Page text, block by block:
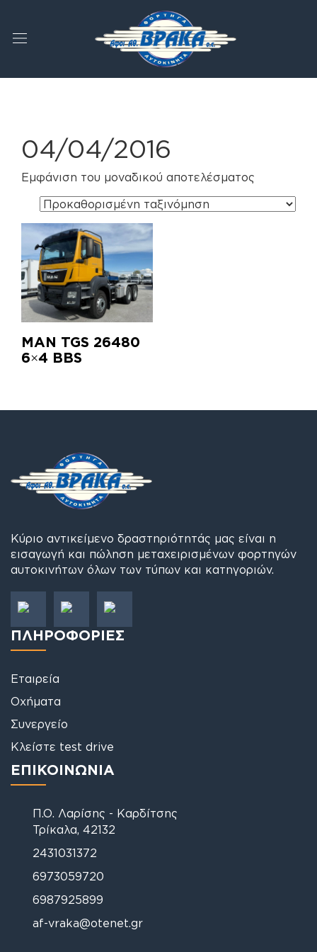
04/04/2016
Εμφάνιση του μοναδικού αποτελέσματος
MAN TGS 26480
6×4 BBS
Κύριο αντικείμενο δραστηριότητάς μας είναι η
εισαγωγή και πώληση μεταχειρισμένων φορτηγών
αυτοκινήτων όλων των τύπων και κατηγοριών.
ΠΛΗΡΟΦΟΡΙΕΣ
Εταιρεία
Οχήματα
Συνεργείο
Κλείστε test drive
ΕΠΙΚΟΙΝΩΝΙΑ
Π.Ο. Λαρίσης - Καρδίτσης
Τρίκαλα, 42132
2431031372
6973059720
6987925899
af-vraka@otenet.gr